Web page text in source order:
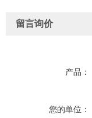
留言询价
产品：
您的单位：